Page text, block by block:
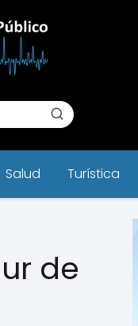
Salud Turística
de